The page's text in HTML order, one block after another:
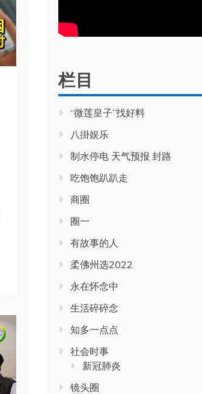
栏目
“微莲皇子”找好料
八掛娱乐
制水停电 天气预报 封路
吃饱饱趴趴走
商圈
圈一
有故事的人
柔佛州选2022
永在怀念中
生活碎碎念
知多一点点
社会时事
新冠肺炎
镜头圈